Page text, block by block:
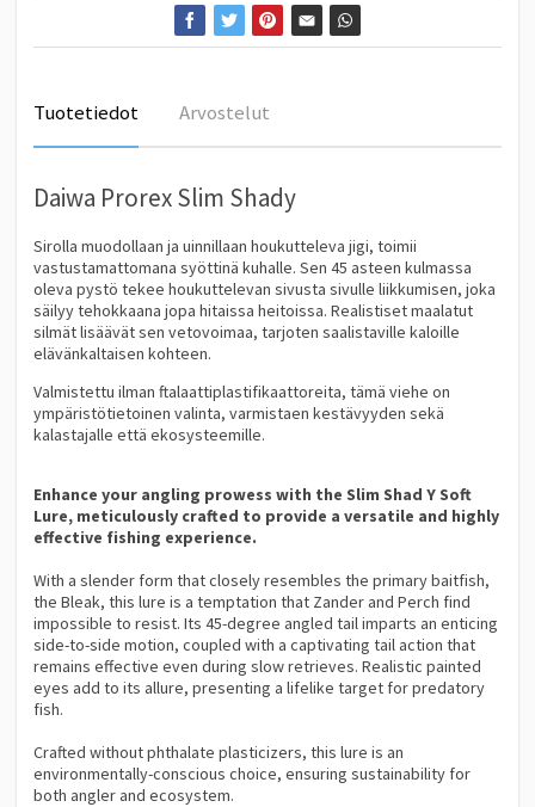
Tuotetiedot Arvostelut
Daiwa Prorex Slim Shady
Sirolla muodollaan ja uinnillaan houkutteleva jigi, toimii
vastustamattomana syöttinä kuhalle. Sen 45 asteen kulmassa
oleva pystö tekee houkuttelevan sivusta sivulle liikkumisen, joka
säilyy tehokkaana jopa hitaissa heitoissa. Realistiset maalatut
silmät lisäävät sen vetovoimaa, tarjoten saalistaville kaloille
elävänkaltaisen kohteen.
Valmistettu ilman ftalaattiplastifikaattoreita, tämä viehe on
ympäristötietoinen valinta, varmistaen kestävyyden sekä
kalastajalle että ekosysteemille.
Enhance your angling prowess with the Slim Shad Y Soft
Lure, meticulously crafted to provide a versatile and highly
effective fishing experience.
With a slender form that closely resembles the primary baitfish,
the Bleak, this lure is a temptation that Zander and Perch find
impossible to resist. Its 45-degree angled tail imparts an enticing
side-to-side motion, coupled with a captivating tail action that
remains effective even during slow retrieves. Realistic painted
eyes add to its allure, presenting a lifelike target for predatory
fish.
Crafted without phthalate plasticizers, this lure is an
environmentally-conscious choice, ensuring sustainability for
both angler and ecosystem.